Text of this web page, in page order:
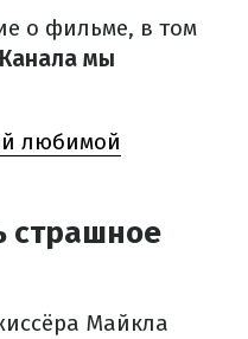
о фильме, в том
мы
любимой
страшное
Майкла